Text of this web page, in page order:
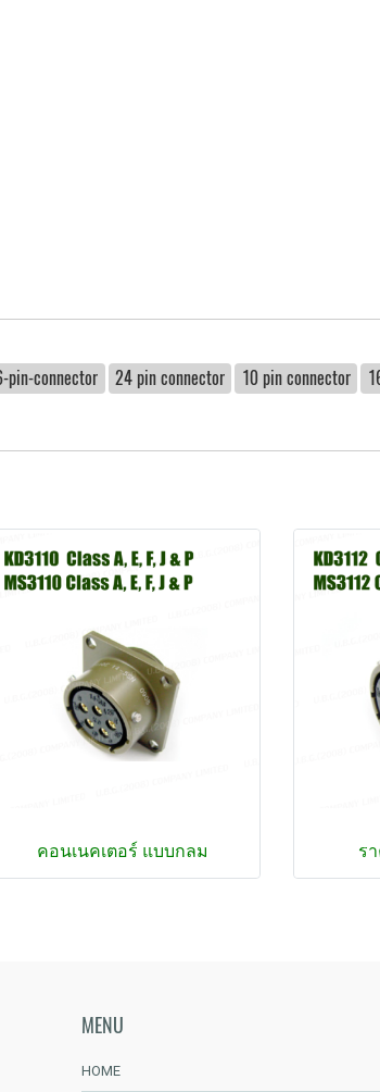
pin-connector 24 pin connector 10 pin connector
คอนเนคเตอร์ แบบกลม ร
MENU
HOME